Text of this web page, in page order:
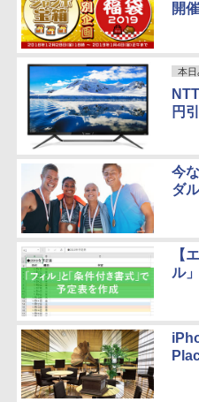
開催
本日
円
今
ダ
【
ル